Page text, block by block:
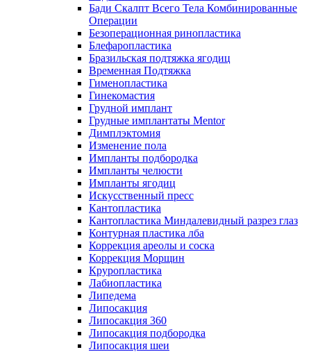
Бади Скалпт Всего Тела Комбинированные
Операции
Безоперационная ринопластика
Блефаропластика
Бразильская подтяжка ягодиц
Временная Подтяжка
Гименопластика
Гинекомастия
Грудной имплант
Грудные имплантаты Mentor
Димплэктомия
Изменение пола
Импланты подбородка
Импланты челюсти
Импланты ягодиц
Искусственный пресс
Кантопластика
Кантопластика Миндалевидный разрез глаз
Контурная пластика лба
Коррекция ареолы и соска
Коррекция Морщин
Круропластика
Лабиопластика
Липедема
Липосакция
Липосакция 360
Липосакция подбородка
Липосакция шеи